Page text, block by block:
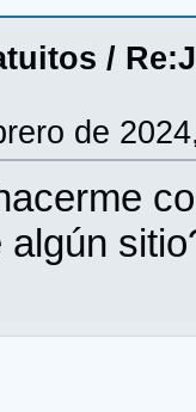
/
de
algún